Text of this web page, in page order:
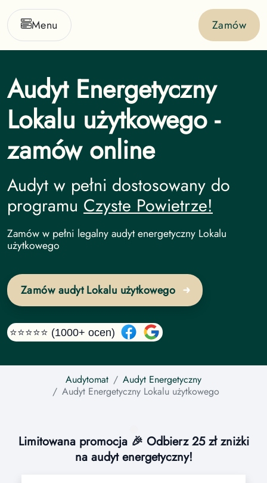
Menu Zamów
Audyt Energetyczny
Lokalu użytkowego -
zamów online
Audyt w pełni dostosowany do
programu Czyste Powietrze!
Audyt Energetyczny undefined
Zamów w pełni legalny audyt energetyczny Lokalu
użytkowego
Zamów audyt Lokalu użytkowego
⭐⭐⭐⭐⭐ (1000+ ocen)
Audytomat
Audyt Energetyczny
Audyt Energetyczny Lokalu użytkowego
Limitowana promocja 🎉 Odbierz 25 zł zniżki
na audyt energetyczny!